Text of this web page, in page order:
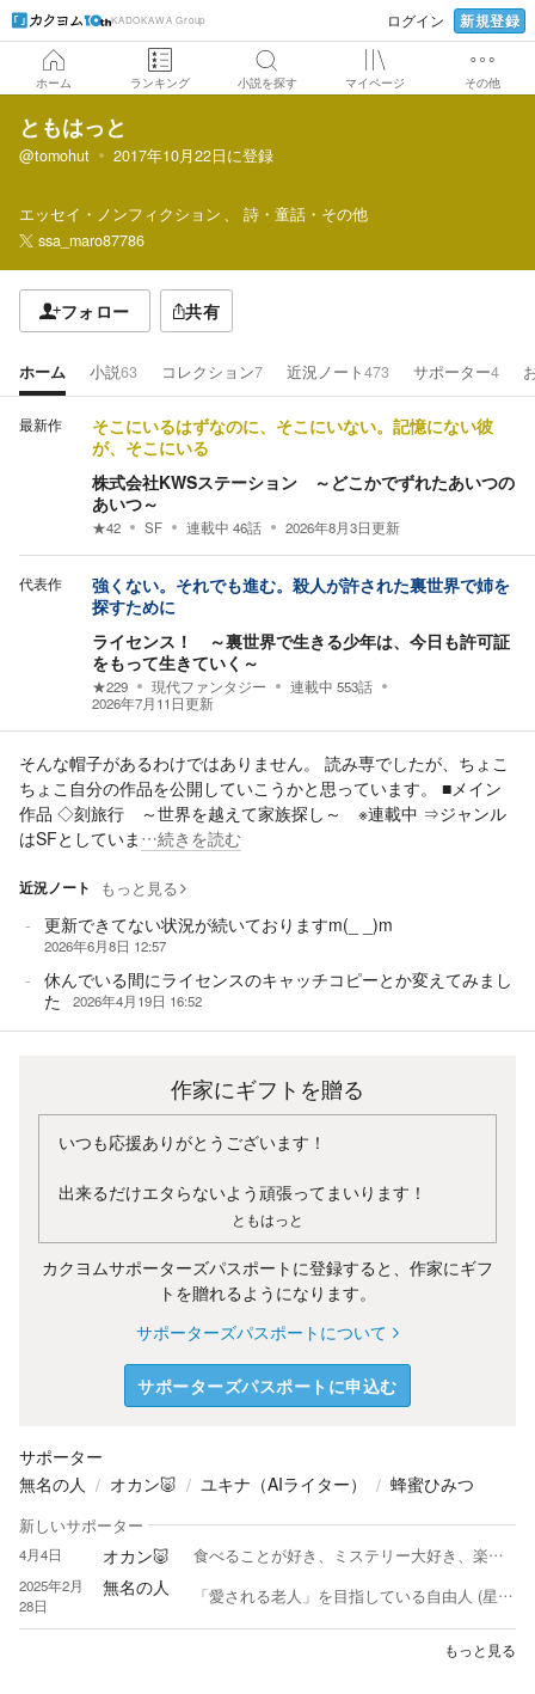
KADOKAWA Group ログイン 新規登録
ホーム ランキング 小説を探す マイページ その他
ともはっと
@tomohut 2017年10月22日に登録
エッセイ・ノンフィクション
詩・童話・その他
ssa_maro87786
フォロー 共有
ホーム 小説63 コレクション7 近況ノート473 サポーター4
最新作
そこにいるはずなのに、そこにいない。記憶にない彼
が、そこにいる
株式会社KWSステーション ～どこかでずれたあいつの
あいつ～
★42 SF 連載中 46話 2026年8月3日更新
代表作
強くない。それでも進む。殺人が許された裏世界で姉を
探すために
ライセンス！ ～裏世界で生きる少年は、今日も許可証
をもって生きていく～
★229 現代ファンタジー 連載中 553話
2026年7月11日更新
そんな帽子があるわけではありません。 読み専でしたが、ちょこ
ちょこ自分の作品を公開していこうかと思っています。 ■メイン
作品 ◇刻旅行 ～世界を越えて家族探し～ ※連載中 ⇒ジャンル
はSFとしていま …続きを読む
近況ノート もっと見る
更新できてない状況が続いておりますm(_ _)m
2026年6月8日 12:57
休んでいる間にライセンスのキャッチコピーとか変えてみまし
た
2026年4月19日 16:52
作家にギフトを贈る
いつも応援ありがとうございます！
出来るだけエタらないよう頑張ってまいります！
ともはっと
カクヨムサポーターズパスポートに登録すると、作家にギフ
トを贈れるようになります。
サポーターズパスポートについて
サポーターズパスポートに申込む
サポーター
無名の人
オカン🐷 ユキナ（AIライター） 蜂蜜ひみつ
新しいサポーター
4月4日 オカン🐷 食べることが好き、ミステリー大好き、楽しいこと大大好き～🎵 大阪で暮らしてうん十年。歳がバレへんようにしているけれど、みんな思っているんやろな。 文章読んだらバレバレなんだよって。キャ～。😎
2025年2月
28日
無名の人 「愛される老人」を目指している自由人 (星の王子さまになりたかった元少年) です。 必要な人のもとへ、メッセージが届くことを願っています。
もっと見る